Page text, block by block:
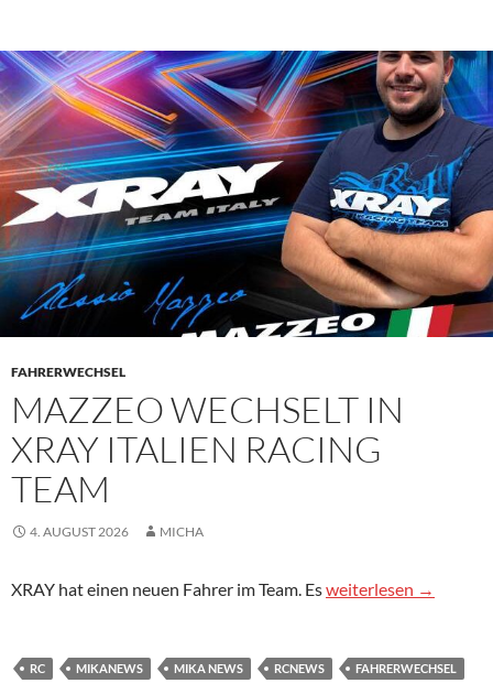
FAHRERWECHSEL
MAZZEO WECHSELT IN
XRAY ITALIEN RACING
TEAM
4. AUGUST 2026 MICHA
XRAY hat einen neuen Fahrer im Team. EsMazzeo wechselt in
weiterlesen →
RC MIKANEWS MIKA NEWS RCNEWS
FAHRERWECHSEL